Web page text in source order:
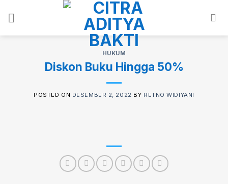
HUKUM
Diskon Buku Hingga 50%
POSTED ON DESEMBER 2, 2022 BY RETNO WIDIYANI